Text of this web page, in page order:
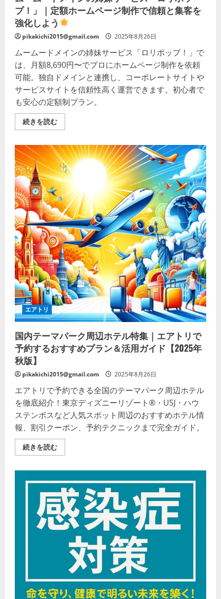
策』
完
全
ガ
イ
ド
詳
細
を
ご
覧
く
だ
さ
い
プ！」｜定額ホームページ制作で信頼と集客を
強化しよう
pikakichi2015@gmail.com 2025年8月26日
ムームードメインの姉妹サービス「ロリポップ！」で
は、月額8,690円〜でプロにホームページ制作を依頼
可能。独自ドメインと連携し、コーポレートサイトや
サービスサイトを信頼性高く運営できます。初心者で
も安心の定額制プラン。
続きを読むム
ー
ド
メ
イ
ン
の
姉
妹
サ
ー
ビ
ス
「ロ
リ
ポ
ッ
プ！」
｜
定
額
ホ
ー
ム
ペ
ー
ジ
制
で
信
頼
客
を
化
し
よ
う
の
詳
細
を
ご
さ
い
エアトリ
国内テーマパーク周辺ホテル特集｜エアトリで
予約するおすすめプラン＆活用ガイド【2025年
秋版】
pikakichi2015@gmail.com 2025年8月26日
エアトリで予約できる全国のテーマパーク周辺ホテル
を徹底紹介！東京ディズニーリゾート®・USJ・ハウ
ステンボスなど人気スポット周辺のおすすめホテル情
報、割引クーポン、予約テクニックまで完全ガイド。
続きを読む国
内
パ
ー
ク
周
辺
ホ
テ
ル
リ
で
予